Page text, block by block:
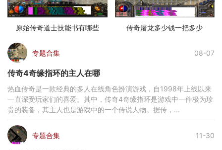
原始传奇道士技能书有哪些 传奇屠龙多少钱一把多少
专题合集 08-07
传奇4奇缘指环的主人在哪
热血传奇是一款经典的多人在线角色扮演游戏，自1998年上线以来
一直深受玩家们的喜爱。其中，传奇4奇缘指环是游戏中一件极为珍
贵的装备，其主人也是游戏中的一个传说人物。据传，...
专题合集 11-30